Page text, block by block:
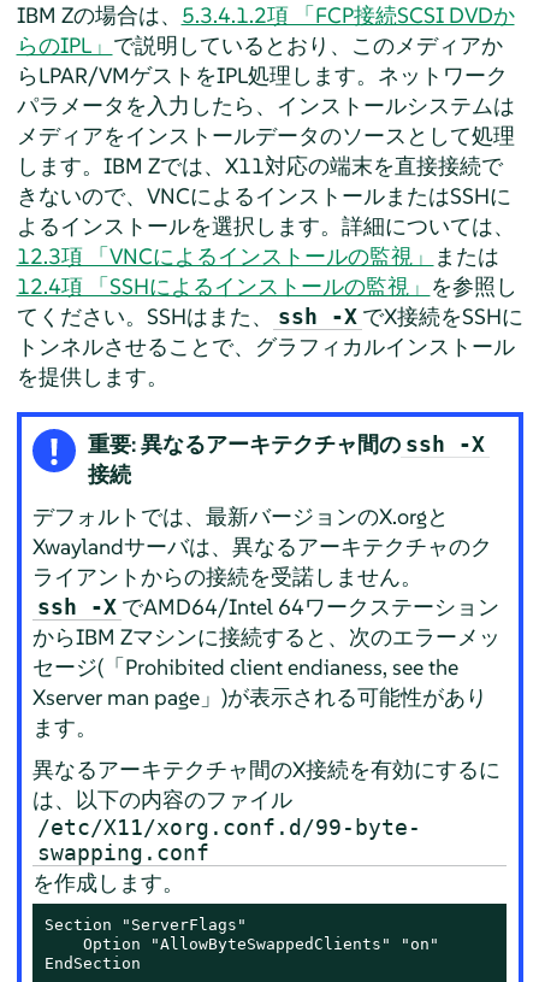
IBM Zの場合は、 5.3.4.1.2項 「FCP接続SCSI DVDか
らのIPL」 で説明しているとおり、このメディアか
らLPAR/VMゲストをIPL処理します。ネットワーク
パラメータを入力したら、インストールシステムは
メディアをインストールデータのソースとして処理
します。IBM Zでは、X11対応の端末を直接接続で
きないので、VNCによるインストールまたはSSHに
よるインストールを選択します。詳細については、
12.3項 「VNCによるインストールの監視」 または
12.4項 「SSHによるインストールの監視」 を参照し
てください。SSHはまた、
ssh -X でX接続をSSHに
トンネルさせることで、グラフィカルインストール
を提供します。
重要: 異なるアーキテクチャ間の ssh -X
接続
デフォルトでは、最新バージョンのX.orgと
Xwaylandサーバは、異なるアーキテクチャのク
ライアントからの接続を受諾しません。
ssh -X でAMD64/Intel 64ワークステーション
からIBM Zマシンに接続すると、次のエラーメッ
セージ( 「Prohibited client endianess, see the
Xserver man page 」)が表示される可能性があり
ます。
異なるアーキテクチャ間のX接続を有効にするに
は、以下の内容のファイル
/etc/X11/xorg.conf.d/99-byte-
swapping.conf
を作成します。
Section "ServerFlags"
    Option "AllowByteSwappedClients" "on"
EndSection